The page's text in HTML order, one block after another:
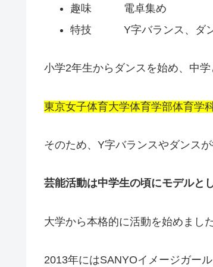
趣味 電卓集め
特技 Y字バランス、ダ
小学2年生からダンスを始め、中学
東京女子体育大学体育学部体育学
そのため、Y字バランスやダンスが
芸能活動は中学生の頃にモデルと
大学から本格的に活動を始めました
2013年にはSANYOイメージガー